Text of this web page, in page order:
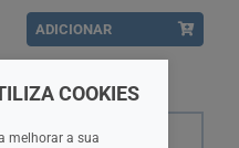
ADICIONAR
COOKIES
melhorar a sua